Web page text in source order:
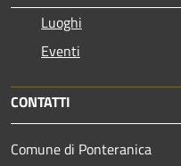
Luoghi
Eventi
CONTATTI
Comune di Ponteranica